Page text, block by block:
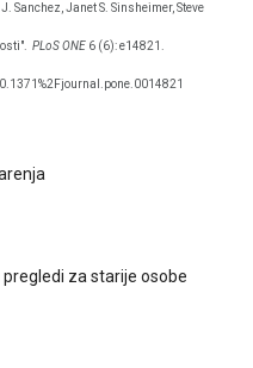
Sanchez, Janet S. Sinsheimer, Steve
PLoS ONE 6 (6): e14821.
za starije osobe